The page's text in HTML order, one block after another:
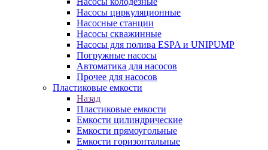
Насосы циркуляционные
Насосные станции
Насосы скважинные
Насосы для полива ESPA и UNIPUMP
Погружные насосы
Автоматика для насосов
Прочее для насосов
Пластиковые емкости
Назад
Пластиковые емкости
Емкости цилиндрические
Емкости прямоугольные
Емкости горизонтальные